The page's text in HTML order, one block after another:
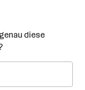
diese